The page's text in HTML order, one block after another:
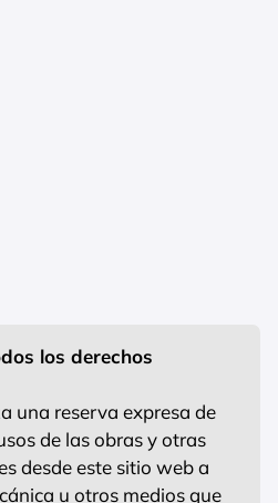
los derechos
una reserva expresa de
de las obras y otras
desde este sitio web a
u otros medios que